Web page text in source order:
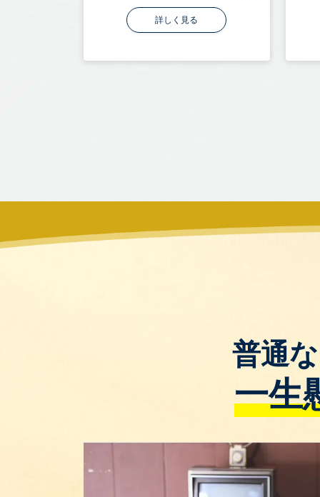
詳しく見る
普通
一生